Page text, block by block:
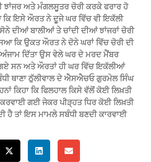
ਝਾਂਜਰ ਅਤੇ ਮੰਗਲਸੂਤਰ ਚੋਰੀ ਕਰਕੇ ਫਰਾਰ ਹੋ
ਇਸੇ ਔਰਤ ਨੇ ਦੂਜੇ ਘਰ ਵਿੱਚ ਵੀ ਇਕੱਲੀ
ਦੀਆਂ ਬਾਲੀਆਂ ਤੇ ਚਾਂਦੀ ਦੀਆਂ ਝਾਂਜਰਾਂ ਚੋਰੀ
ਕਿ ਉਕਤ ਔਰਤ ਨੇ ਦੋਨੇ ਘਰਾਂ ਵਿੱਚ ਚੋਰੀ ਦੀ
ਅੰਜਾਮ ਦਿੱਤਾ ਉਸ ਵੇਲੇ ਘਰ ਦੇ ਮਰਦ ਮੈਂਬਰ
ਸਨ ਅਤੇ ਔਰਤਾਂ ਹੀ ਘਰ ਵਿੱਚ ਇਕੱਲੀਆਂ
ਥਾਣਾ ਠੁੱਲੀਵਾਲ ਦੇ ਐਸਐਚਓ ਗੁਰਮੇਲ ਸਿੰਘ
ਕਿਹਾ ਕਿ ਫਿਲਹਾਲ ਕਿਸੇ ਵੱਲੋਂ ਕੋਈ ਲਿਖ਼ਤੀ
ਗਈ ਜੇਕਰ ਪੀੜ੍ਹਤ ਧਿਰ ਕੋਈ ਲਿਖ਼ਤੀ
ਹੈ ਤਾਂ ਇਸ ਮਾਮਲੇ ਸਬੰਧੀ ਬਣਦੀ ਕਾਰਵਾਈ